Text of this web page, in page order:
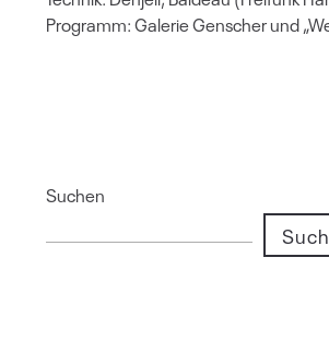
Programm: Galerie Genscher und
Suchen